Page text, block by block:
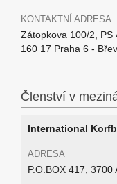
KONTAKTNÍ ADRESA
Zátopkova 100/2, PS
160 17 Praha 6 -
Členství v
International
ADRESA
P.O.BOX 417,